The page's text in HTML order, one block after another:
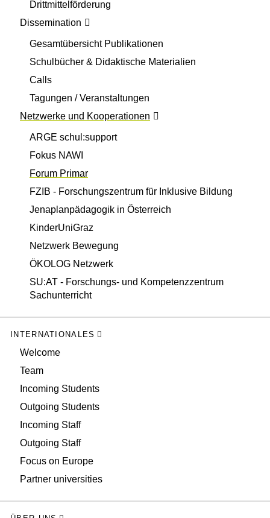
Drittmittelförderung
Dissemination
Gesamtübersicht Publikationen
Schulbücher & Didaktische Materialien
Calls
Tagungen / Veranstaltungen
Netzwerke und Kooperationen
ARGE schul:support
Fokus NAWI
Forum Primar
FZIB - Forschungszentrum für Inklusive Bildung
Jenaplanpädagogik in Österreich
KinderUniGraz
Netzwerk Bewegung
ÖKOLOG Netzwerk
SU:AT - Forschungs- und Kompetenzzentrum
Sachunterricht
INTERNATIONALES
Welcome
Team
Incoming Students
Outgoing Students
Incoming Staff
Outgoing Staff
Focus on Europe
Partner universities